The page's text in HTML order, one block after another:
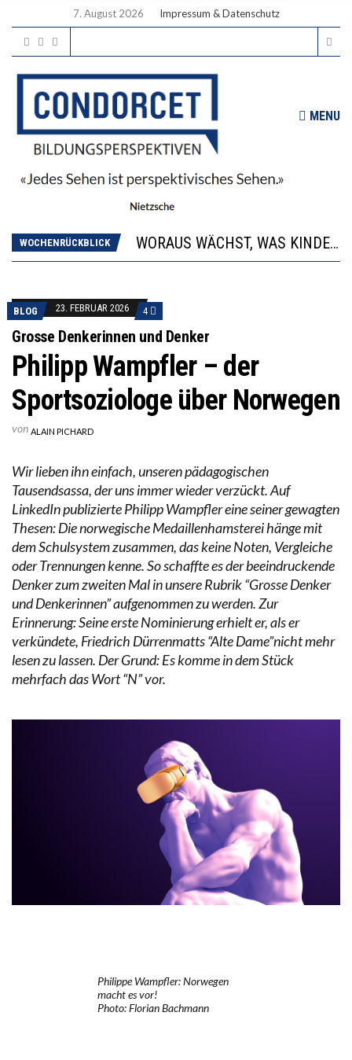
7. August 2026 Impressum & Datenschutz
MENU
WOCHENRÜCKBLICK
“WIR BEOBACHTEN EINEN REGELRECHTEN STURZFLUG BEI DEN LERNLEISTUNGEN”
BLOG 23. FEBRUAR 2026 4
Grosse Denkerinnen und Denker
Philipp Wampfler – der
Sportsoziologe über Norwegen
von ALAIN PICHARD
Wir lieben ihn einfach, unseren pädagogischen
Tausendsassa, der uns immer wieder verzückt. Auf
LinkedIn publizierte Philipp Wampfler eine seiner gewagten
Thesen: Die norwegische Medaillenhamsterei hänge mit
dem Schulsystem zusammen, das keine Noten, Vergleiche
oder Trennungen kenne. So schaffte es der beeindruckende
Denker zum zweiten Mal in unsere Rubrik “Grosse Denker
und Denkerinnen” aufgenommen zu werden. Zur
Erinnerung: Seine erste Nominierung erhielt er, als er
verkündete, Friedrich Dürrenmatts “Alte Dame”nicht mehr
lesen zu lassen. Der Grund: Es komme in dem Stück
mehrfach das Wort “N” vor.
Philippe Wampfler: Norwegen
macht es vor!
Photo: Florian Bachmann